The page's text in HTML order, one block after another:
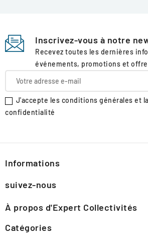
Inscrivez-vous à notre
Recevez toutes les dernières
événements, promotions et
J'accepte les conditions générales et
confidentialité
Informations
suivez-nous
À propos d'Expert Collectivités
Catégories